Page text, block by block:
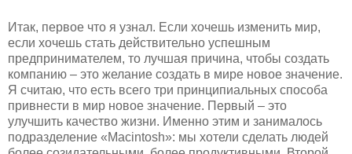
Итак, первое что я узнал. Если хочешь изменить мир,
если хочешь стать действительно успешным
предпринимателем, то лучшая причина, чтобы создать
компанию – это желание создать в мире новое значение.
Я считаю, что есть всего три принципиальных способа
привнести в мир новое значение. Первый – это
улучшить качество жизни. Именно этим и занималось
подразделение «Macintosh»: мы хотели сделать людей